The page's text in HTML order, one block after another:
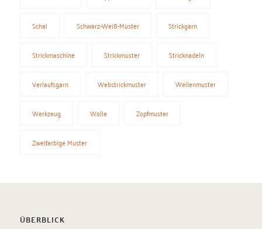
Schal Schwarz-Weiß-Muster Strickgarn
Strickmaschine Strickmuster Stricknadeln
Verlaufsgarn Webstrickmuster Wellenmuster
Werkzeug Wolle Zopfmuster
Zweifarbige Muster
ÜBERBLICK